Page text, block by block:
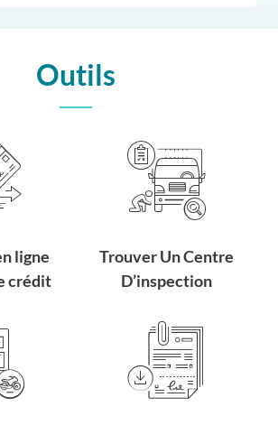
Outils
ligne
crédit
Trouver Un Centre
D’inspection